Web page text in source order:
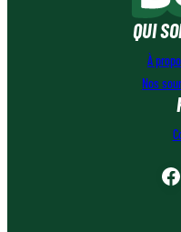
QUI
À
Nos